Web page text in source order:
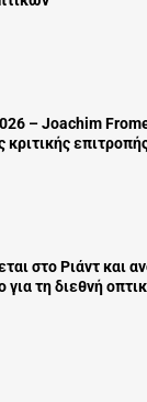
– Joachim
κριτικής
στο Ριάντ και
για τη διεθνή